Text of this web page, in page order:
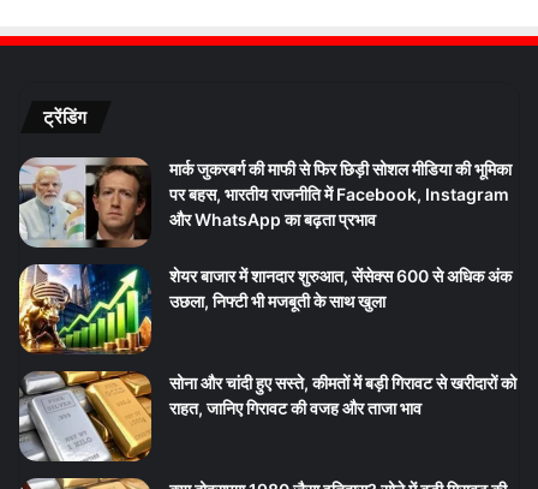
ट्रेंडिंग
मार्क जुकरबर्ग की माफी से फिर छिड़ी सोशल मीडिया की भूमिका
पर बहस, भारतीय राजनीति में Facebook, Instagram
और WhatsApp का बढ़ता प्रभाव
शेयर बाजार में शानदार शुरुआत, सेंसेक्स 600 से अधिक अंक
उछला, निफ्टी भी मजबूती के साथ खुला
सोना और चांदी हुए सस्ते, कीमतों में बड़ी गिरावट से खरीदारों को
राहत, जानिए गिरावट की वजह और ताजा भाव